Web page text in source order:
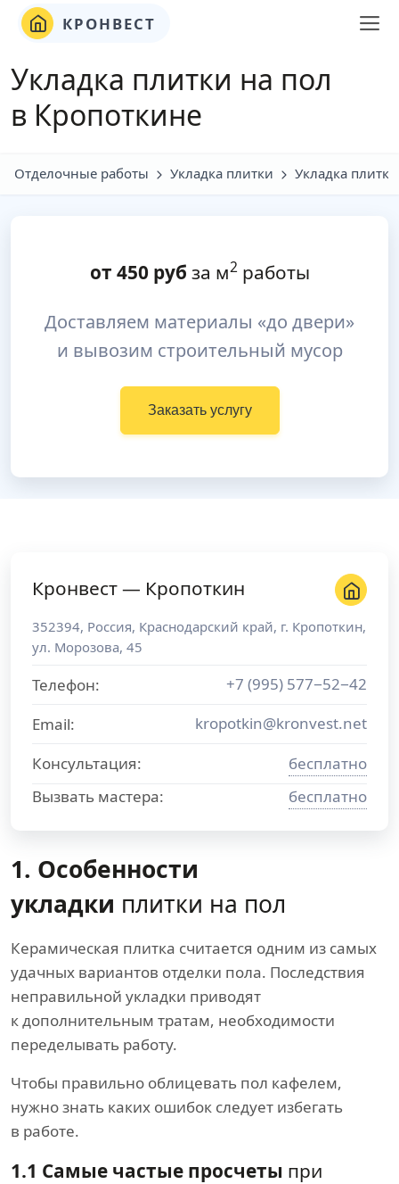
КРОНВЕСТ
Укладка плитки на пол
в Кропоткине
Отделочные работы Укладка плитки Укладка
от 450руб за м2работы
Доставляем материалы «до двери»
и вывозим строительный мусор
Заказать услугу
1. Особенности
укладки плитки на пол
Керамическая плитка считается одним из самых
удачных вариантов отделки пола. Последствия
неправильной укладки приводят
к дополнительным тратам, необходимости
переделывать работу.
Чтобы правильно облицевать пол кафелем,
нужно знать каких ошибок следует избегать
в работе.
Кронвест — Кропоткин
352394, Россия, Краснодарский край, г. Кропоткин,
ул. Морозова, 45
Телефон:
+7 (995) 577−52−42
Email:
kropotkin@kronvest.net
Консультация:
бесплатно
Вызвать мастера:
бесплатно
1.1 Самые частые просчеты при